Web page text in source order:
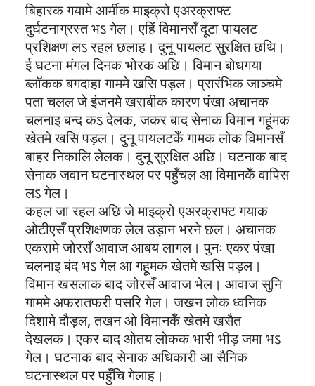
बिहारक गयामे आर्मीक माइक्रो एअरक्राफ्ट
दुर्घटनाग्रस्त भऽ गेल। एहिं विमानसँ दूटा पायलट
प्रशिक्षण लऽ रहल छलाह। दुनू पायलट सुरक्षित छथि।
ई घटना मंगल दिनक भोरक अछि। विमान बोधगया
ब्लॉकक बगदाहा गाममे खसि पड़ल। प्रारंभिक जाञ्चमे
पता चलल जे इंजनमे खराबीक कारण पंखा अचानक
चलनाइ बन्द कऽ देलक, जकर बाद सेनाक विमान गहूंमक
खेतमे खसि पड़ल। दुनू पायलटकेँ गामक लोक विमानसँ
बाहर निकालि लेलक। दुनू सुरक्षित अछि। घटनाक बाद
सेनाक जवान घटनास्थल पर पहुँचल आ विमानकेँ वापिस
लऽ गेल।
कहल जा रहल अछि जे माइक्रो एअरक्राफ्ट गयाक
ओटीएसँ प्रशिक्षणक लेल उड़ान भरने छल। अचानक
एकरामे जोरसँ आवाज आबय लागल। पुनः एकर पंखा
चलनाइ बंद भऽ गेल आ गहूमक खेतमे खसि पड़ल।
विमान खसलाक बाद जोरसँ आवाज भेल। आवाज सुनि
गाममे अफरातफरी पसरि गेल। जखन लोक ध्वनिक
दिशामे दौड़ल, तखन ओ विमानकेँ खेतमे खसैत
देखलक। एकर बाद ओतय लोकक भारी भीड़ जमा भऽ
गेल। घटनाक बाद सेनाक अधिकारी आ सैनिक
घटनास्थल पर पहुँचि गेलाह।